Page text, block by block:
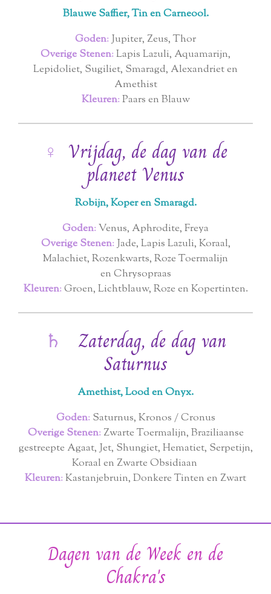
Blauwe Saffier, Tin en Carneool.
Goden: Jupiter, Zeus, Thor
Overige Stenen: Lapis Lazuli, Aquamarijn,
Lepidoliet, Sugiliet, Smaragd, Alexandriet en
Amethist
Kleuren: Paars en Blauw
♀ Vrijdag, de dag van de
planeet Venus
Robijn, Koper en Smaragd.
Goden: Venus, Aphrodite, Freya
Overige Stenen: Jade, Lapis Lazuli, Koraal,
Malachiet, Rozenkwarts, Roze Toermalijn
en Chrysopraas
Kleuren: Groen, Lichtblauw, Roze en Kopertinten.
♄ Zaterdag, de dag van
Saturnus
Amethist, Lood en Onyx.
Goden: Saturnus, Kronos / Cronus
Overige Stenen: Zwarte Toermalijn, Braziliaanse
gestreepte Agaat, Jet, Shungiet, Hematiet, Serpetijn,
Koraal en Zwarte Obsidiaan
Kleuren: Kastanjebruin, Donkere Tinten en Zwart
Dagen van de Week en de
Chakra's